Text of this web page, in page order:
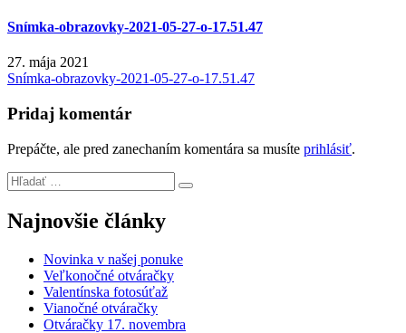
Snímka-obrazovky-2021-05-27-o-17.51.47
27. mája 2021
Snímka-obrazovky-2021-05-27-o-17.51.47
Pridaj komentár
Prepáčte, ale pred zanechaním komentára sa musíte prihlásiť.
Najnovšie články
Novinka v našej ponuke
Veľkonočné otváračky
Valentínska fotosúťaž
Vianočné otváračky
Otváračky 17. novembra